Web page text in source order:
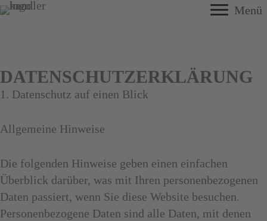
Zum
Menü
DATENSCHUTZERKLÄRUNG
1. Datenschutz auf einen Blick
Allgemeine Hinweise
Die folgenden Hinweise geben einen einfachen
Überblick darüber, was mit Ihren personenbezogenen
Daten passiert, wenn Sie diese Website besuchen.
Personenbezogene Daten sind alle Daten, mit denen